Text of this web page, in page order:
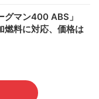
マン400 ABS」
燃料に対応、価格は